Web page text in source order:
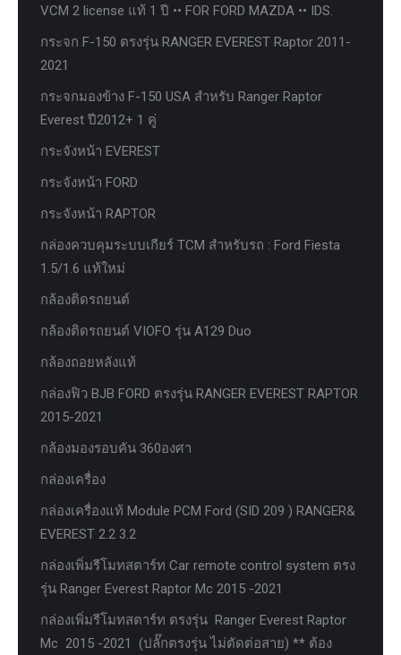
VCM 2 license แท้ 1 ปี •• FOR FORD MAZDA •• IDS.
กระจก F-150 ตรงรุ่น RANGER EVEREST Raptor 2011-
2021
กระจกมองข้าง F-150 USA สำหรับ Ranger Raptor
Everest ปี2012+ 1 คู่
กระจังหน้า EVEREST
กระจังหน้า FORD
กระจังหน้า RAPTOR
กล่องควบคุมระบบเกียร์ TCM สำหรับรถ : Ford Fiesta
1.5/1.6 แท้ใหม่
กล้องติดรถยนต์
กล้องติดรถยนต์ VIOFO รุ่น A129 Duo
กล้องถอยหลังแท้
กล่องฟิว BJB FORD ตรงรุ่น RANGER EVEREST RAPTOR
2015-2021
กล้องมองรอบคัน 360องศา
กล่องเครื่อง
กล่องเครื่องแท้ Module PCM Ford (SID 209 ) RANGER&
EVEREST 2.2 3.2
กล่องเพิ่มรีโมทสตาร์ท Car remote control system ตรง
รุ่น Ranger Everest Raptor Mc 2015 -2021
กล่องเพิ่มรีโมทสตาร์ท ตรงรุ่น Ranger Everest Raptor
Mc 2015 -2021 (ปลั๊กตรงรุ่น ไม่ตัดต่อสาย) ** ต้อง